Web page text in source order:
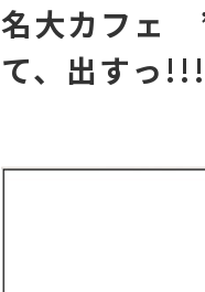
名大カフェ
て、出すっ